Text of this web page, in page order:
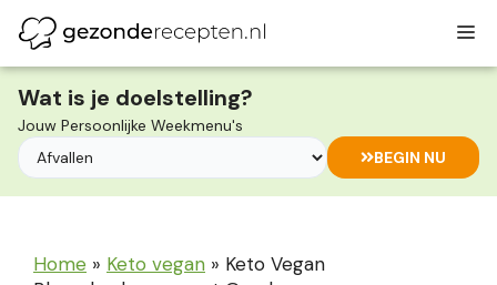
naar
de
inhoud
Wat is je doelstelling?
Jouw Persoonlijke Weekmenu's
BEGIN NU
Home » Keto vegan » Keto Vegan